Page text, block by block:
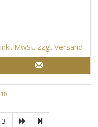
inkl. MwSt. zzgl. Versand
18
3